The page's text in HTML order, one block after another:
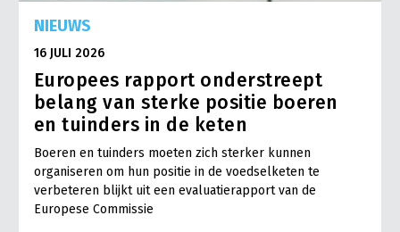
NIEUWS
16 JULI 2026
Europees rapport onderstreept
belang van sterke positie boeren
en tuinders in de keten
Boeren en tuinders moeten zich sterker kunnen
organiseren om hun positie in de voedselketen te
verbeteren blijkt uit een evaluatierapport van de
Europese Commissie